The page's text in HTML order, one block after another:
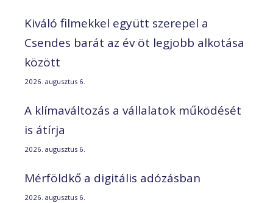
Kiváló filmekkel együtt szerepel a
Csendes barát az év öt legjobb alkotása
között
2026. augusztus 6.
A klímaváltozás a vállalatok működését
is átírja
2026. augusztus 6.
Mérföldkő a digitális adózásban
2026. augusztus 6.